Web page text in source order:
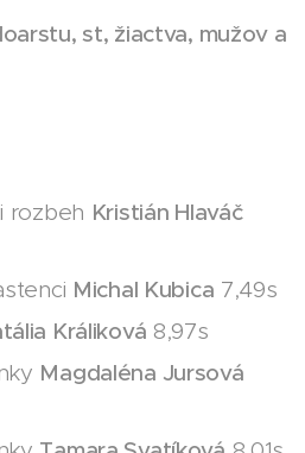
st, žiactva, mužov a
rozbeh Kristián Hlaváč
Michal Kubica 7,49s
Králiková 8,97s
Magdaléna Jursová